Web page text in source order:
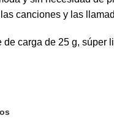
canciones y las
carga de 25 g, súper